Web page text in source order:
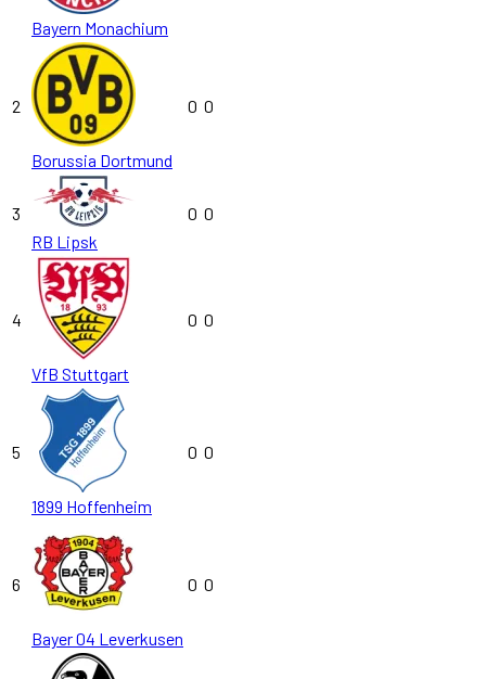
Bayern Monachium
2
Borussia Dortmund
0 0
3
RB Lipsk
0 0
4
VfB Stuttgart
0 0
5
1899 Hoffenheim
0 0
6
Bayer 04 Leverkusen
0 0